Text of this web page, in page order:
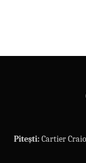
Pitești: Cartier